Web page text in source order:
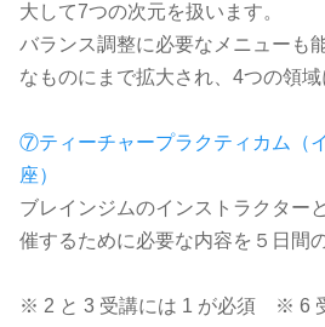
大して7つの次元を扱います。
バランス調整に必要なメニューも
なものにまで拡大され、4つの領域
⑦ティーチャープラクティカム（
座）
ブレインジムのインストラクター
催するために必要な内容を５日間
※ 2 と 3 受講には 1 が必須 ※ 6